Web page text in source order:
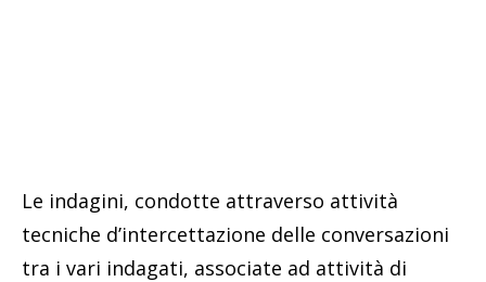
Le indagini, condotte attraverso attività
tecniche d’intercettazione delle conversazioni
tra i vari indagati, associate ad attività di